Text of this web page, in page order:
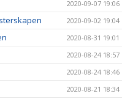
2020-09-07 19:06
2020-09-02 19:04
2020-08-31 19:01
2020-08-24 18:57
2020-08-24 18:46
2020-08-21 18:34